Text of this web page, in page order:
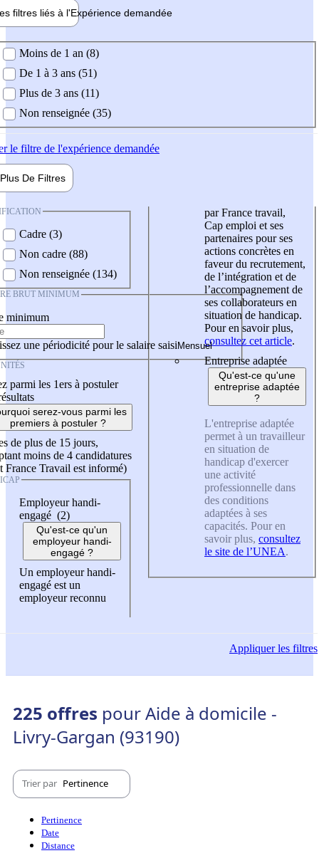
filtres liés à l'Expérience demandée
demandée
Moins de 1 an (8)
De 1 à 3 ans (51)
Plus de 3 ans (11)
Non renseignée (35)
le filtre de l'expérience demandée
Plus De Filtres
Cadre (3)
Non cadre (88)
Non renseignée (134)
BRUT MINIMUM
minimum
une périodicité pour le salaire saisi
parmi les 1ers à postuler
serez-vous parmi les
premiers à postuler ?
de plus de 15 jours,
moins de 4 candidatures
France Travail est informé)
Employeur handi-
engagé (2)
Qu'est-ce qu'un
employeur handi-
engagé ?
Un employeur handi-
engagé est un
employeur reconnu
par France travail,
Cap emploi et ses
partenaires pour ses
actions concrètes en
faveur du recrutement,
de l’intégration et de
l’accompagnement de
ses collaborateurs en
situation de handicap.
Pour en savoir plus,
consultez cet article.
Entreprise adaptée
Qu'est-ce qu'une
entreprise adaptée
?
L'entreprise adaptée
permet à un travailleur
en situation de
handicap d'exercer
une activité
professionnelle dans
des conditions
adaptées à ses
capacités. Pour en
savoir plus, consultez
le site de l’UNEA.
Appliquerles filtres
225 offres pour Aide à domicile -
Livry-Gargan (93190)
Trier par Pertinence
Pertinence
Date
Distance